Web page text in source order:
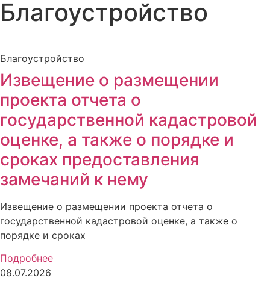
Благоустройство
Благоустройство
Извещение о размещении
проекта отчета о
государственной кадастровой
оценке, а также о порядке и
сроках предоставления
замечаний к нему
Извещение о размещении проекта отчета о
государственной кадастровой оценке, а также о
порядке и сроках
Подробнее
08.07.2026